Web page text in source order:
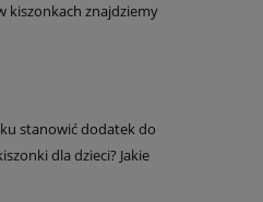
kiszonkach znajdziemy
stanowić dodatek do
dla dzieci? Jakie